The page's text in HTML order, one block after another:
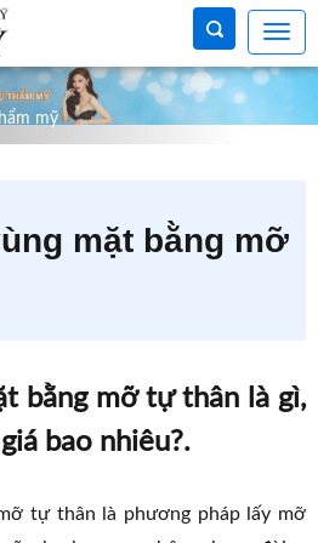
mỹ
mặt bằng mỡ
bằng mỡ tự thân là gì,
bao nhiêu?.
tự thân là phương pháp lấy mỡ